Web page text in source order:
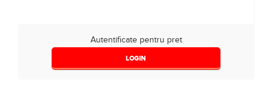
Autentificate pentru pret
LOGIN